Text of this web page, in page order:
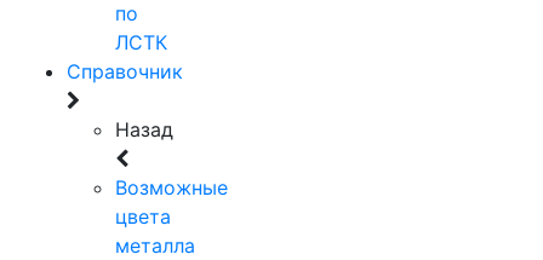
по
ЛСТК
Справочник
Назад
Возможные
цвета
металла